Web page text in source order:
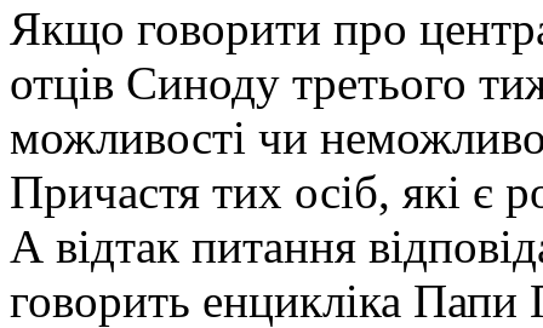
Якщо говорити про
отців Синоду третього
можливості чи
Причастя тих осіб, які є
А відтак питання
говорить енцикліка